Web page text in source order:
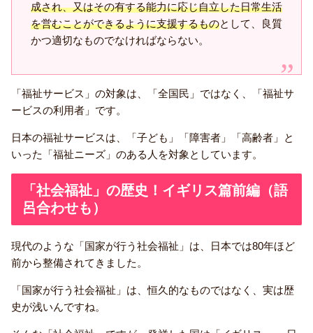
成され、又はその有する能力に応じ自立した日常生活
を営むことができるように支援するものとして、良質
かつ適切なものでなければならない。
「福祉サービス」の対象は、「全国民」ではなく、「福祉サ
ービスの利用者」です。
日本の福祉サービスは、「子ども」「障害者」「高齢者」と
いった「福祉ニーズ」のある人を対象としています。
「社会福祉」の歴史！イギリス篇前編（語
呂合わせも）
現代のような「国家が行う社会福祉」は、日本では80年ほど
前から整備されてきました。
「国家が行う社会福祉」は、恒久的なものではなく、実は歴
史が浅いんですね。